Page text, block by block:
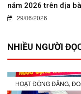
năm 2026 trên địa
29/06/2026
NHIỀU NGƯỜI
HOẠT ĐỘNG ĐẢNG,